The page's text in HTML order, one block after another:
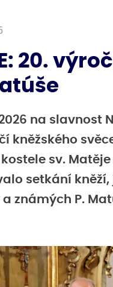
20.
na slavnost
kněžského
kostele sv.
setkání
známých P.